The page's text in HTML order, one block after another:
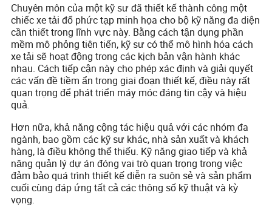
Chuyên môn của một kỹ sư đã thiết kế thành công một
chiếc xe tải đổ phức tạp minh họa cho bộ kỹ năng đa diện
cần thiết trong lĩnh vực này. Bằng cách tận dụng phần
mềm mô phỏng tiên tiến, kỹ sư có thể mô hình hóa cách
xe tải sẽ hoạt động trong các kịch bản vận hành khác
nhau. Cách tiếp cận này cho phép xác định và giải quyết
các vấn đề tiềm ẩn trong giai đoạn thiết kế, điều này rất
quan trọng để phát triển máy móc đáng tin cậy và hiệu
quả.
Hơn nữa, khả năng cộng tác hiệu quả với các nhóm đa
ngành, bao gồm các kỹ sư khác, nhà sản xuất và khách
hàng, là điều không thể thiếu. Kỹ năng giao tiếp và khả
năng quản lý dự án đóng vai trò quan trọng trong việc
đảm bảo quá trình thiết kế diễn ra suôn sẻ và sản phẩm
cuối cùng đáp ứng tất cả các thông số kỹ thuật và kỳ
vọng.